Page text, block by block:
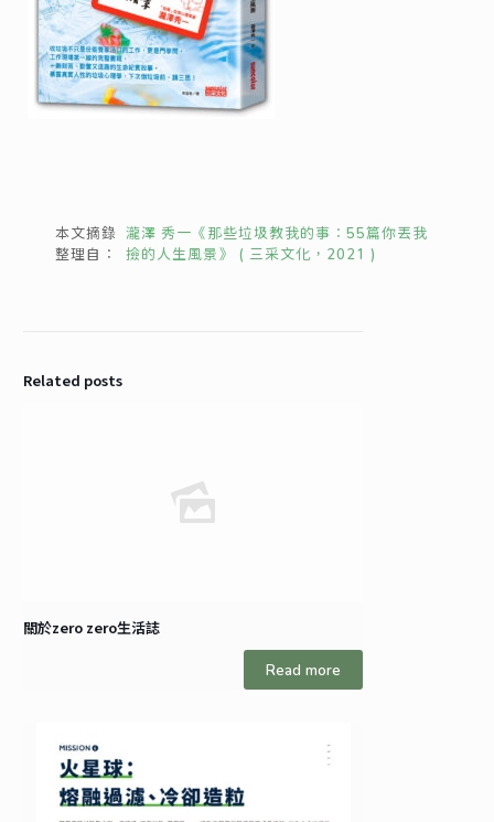
本文摘錄
整理自：
瀧澤 秀一《那些垃圾教我的事： 55篇你丟我
撿的人生風景》
( 三采文化， 2021 )
Related posts
關於zero zero生活誌
Read more